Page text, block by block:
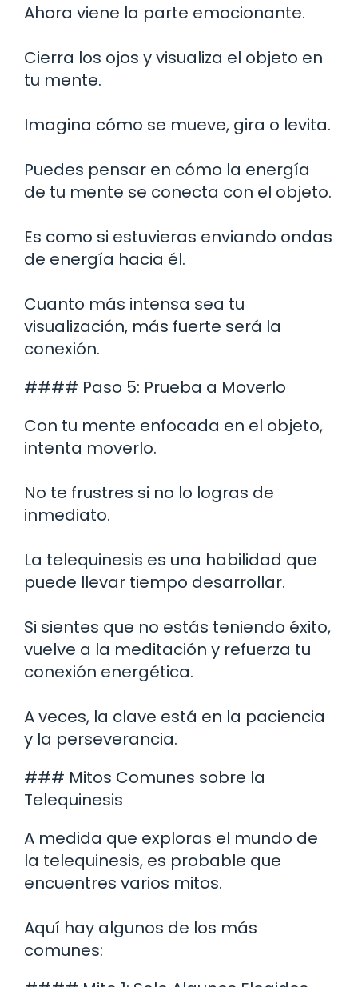
Ahora viene la parte emocionante.
Cierra los ojos y visualiza el objeto en
tu mente.
Imagina cómo se mueve, gira o levita.
Puedes pensar en cómo la energía
de tu mente se conecta con el objeto.
Es como si estuvieras enviando ondas
de energía hacia él.
Cuanto más intensa sea tu
visualización, más fuerte será la
conexión.
#### Paso 5: Prueba a Moverlo
Con tu mente enfocada en el objeto,
intenta moverlo.
No te frustres si no lo logras de
inmediato.
La telequinesis es una habilidad que
puede llevar tiempo desarrollar.
Si sientes que no estás teniendo éxito,
vuelve a la meditación y refuerza tu
conexión energética.
A veces, la clave está en la paciencia
y la perseverancia.
### Mitos Comunes sobre la
Telequinesis
A medida que exploras el mundo de
la telequinesis, es probable que
encuentres varios mitos.
Aquí hay algunos de los más
comunes: